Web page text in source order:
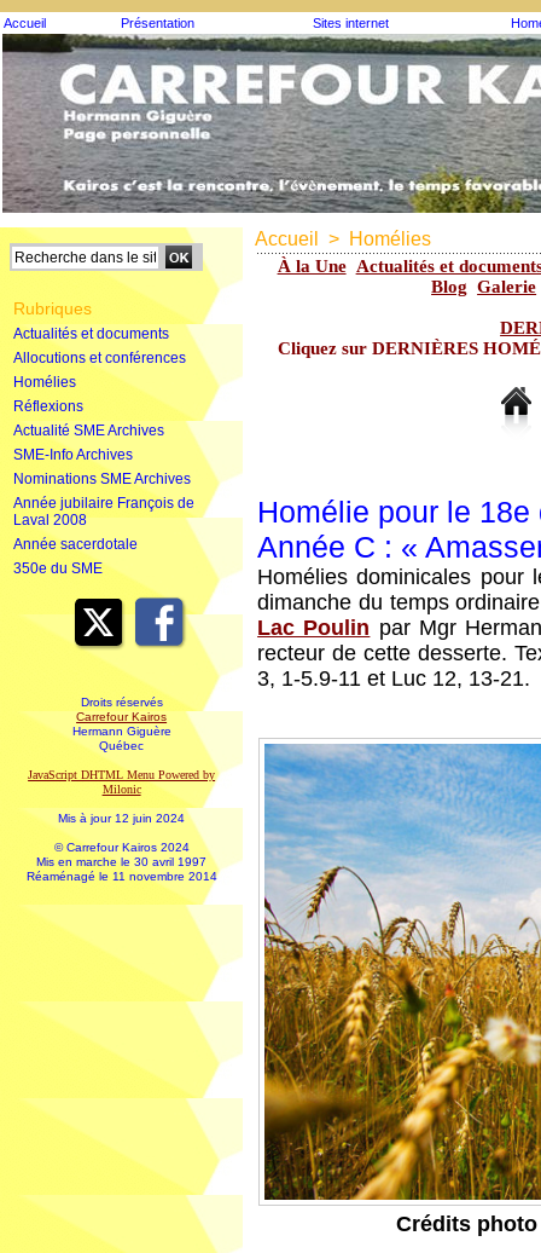
Accueil Présentation Sites internet
Rubriques
Actualités et documents
Allocutions et conférences
Homélies
Réflexions
Actualité SME Archives
SME-Info Archives
Nominations SME Archives
Année jubilaire François de
Laval 2008
Année sacerdotale
350e du SME
Droits réservés
Carrefour Kairos
Hermann Giguère
Québec
JavaScript DHTML Menu Powered by
Milonic
Mis à jour 12 juin 2024
© Carrefour Kairos 2024
Mis en marche le 30 avril 1997
Réaménagé le 11 novembre 2014
Accueil > Homélies
À la Une Actualités et
Blog Galerie
Cliquez sur DERNIÈRES
Homélie pour le
Année C : «
Homélies dominicales pour
dimanche du temps
Lac Poulin par Mgr
recteur de cette desserte.
3, 1-5.9-11 et Luc 12, 13-21.
Crédits